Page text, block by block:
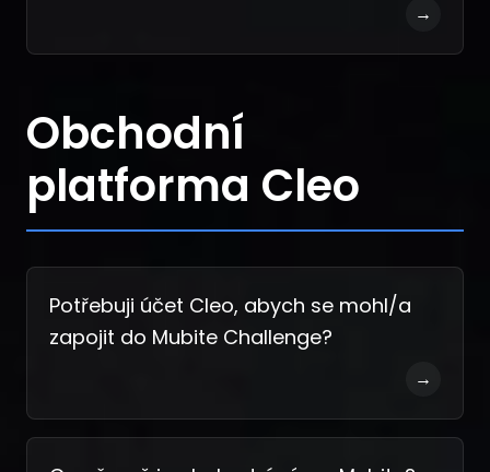
→
Obchodní
platforma Cleo
Potřebuji účet Cleo, abych se mohl/a
zapojit do Mubite Challenge?
→